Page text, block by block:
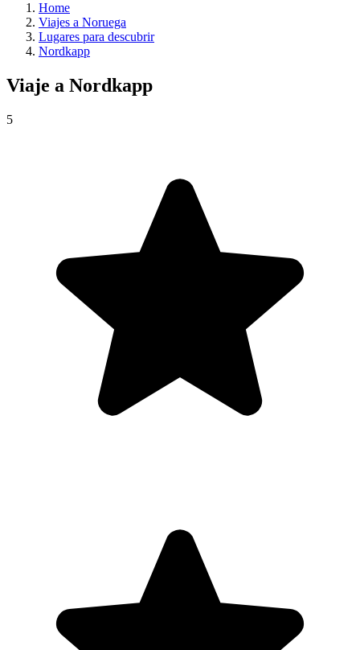
Home
Viajes a Noruega
Lugares para descubrir
Nordkapp
Viaje a Nordkapp
5